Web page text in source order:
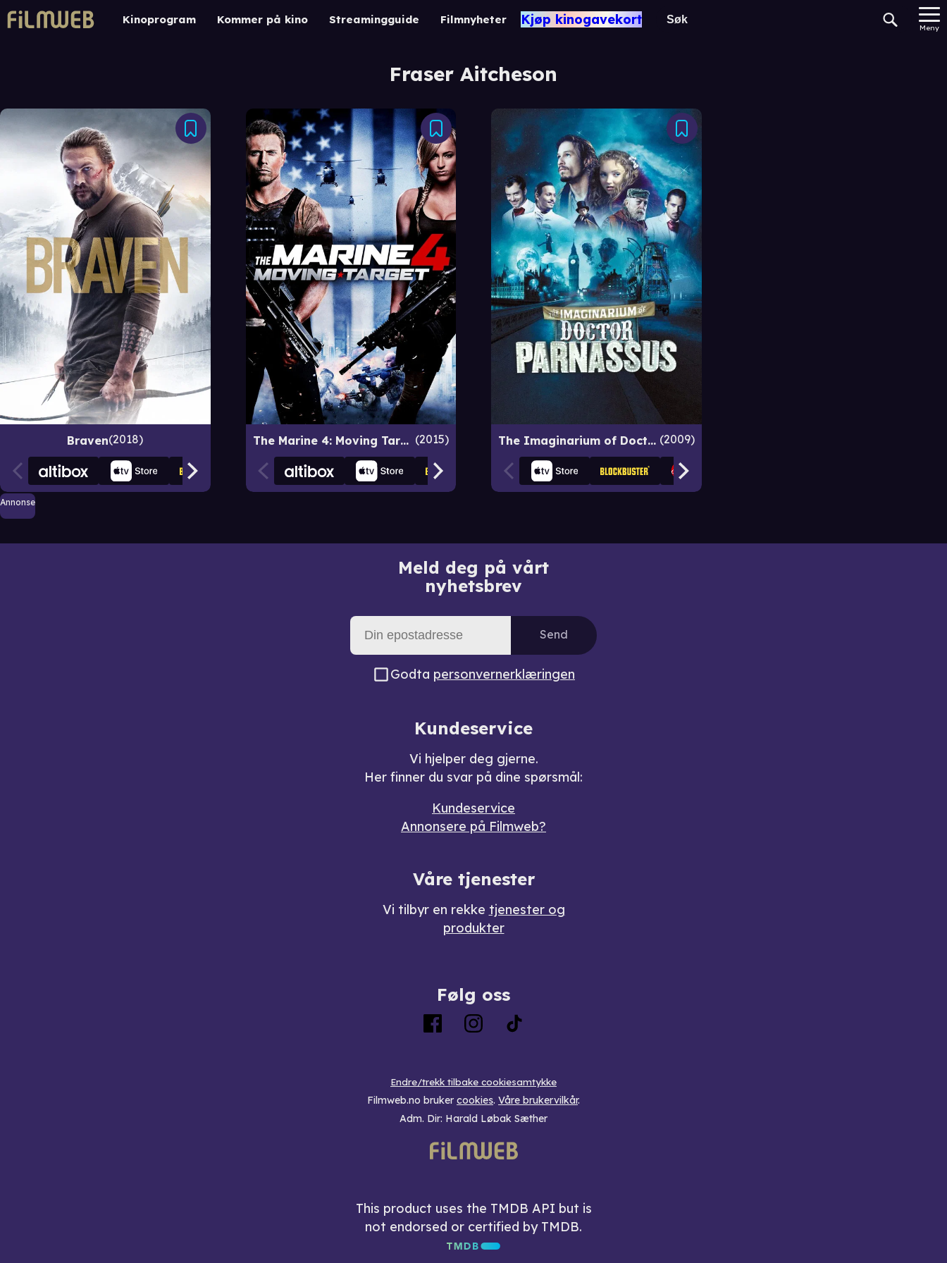
Kinoprogram Kommer på kino Streamingguide Filmnyheter Kjøp kinogavekort
Meny
Fraser Aitcheson
Braven 2018 The Marine 4: Moving Target 2015 The Imaginarium of Doctor Parnassus 2009
Annonse
Meld deg på vårt
nyhetsbrev
Send
Godta personvernerklæringen
Kundeservice
Vi hjelper deg gjerne.
Her finner du svar på dine spørsmål:
Kundeservice
Annonsere på Filmweb?
Våre tjenester
Vi tilbyr en rekke tjenester og
produkter
Følg oss
Endre/trekk tilbake cookiesamtykke
Filmweb.no bruker cookies. Våre brukervilkår.
Adm. Dir: Harald Løbak Sæther
This product uses the TMDB API but is
not endorsed or certified by TMDB.